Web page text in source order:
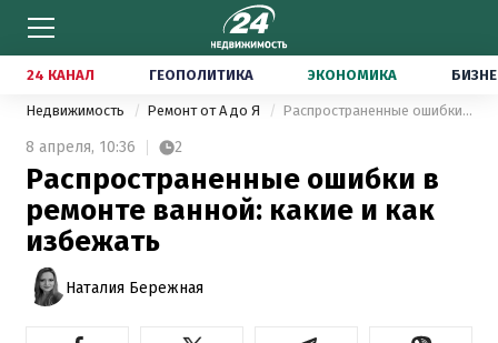
24 КАНАЛ ГЕОПОЛИТИКА ЭКОНОМИКА
Недвижимость Ремонт от А до Я Распространенные ошибки в ремонте ванной: какие и как избежать
8 апреля, 10:36 2
Распространенные ошибки в
ремонте ванной: какие и как
избежать
Наталия Бережная